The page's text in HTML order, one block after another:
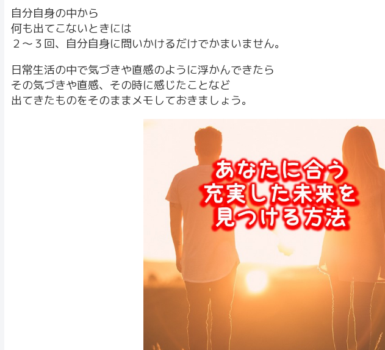
自分自身の中から
何も出てこないときには
２～３回、自分自身に問いかけるだけでかまいません。
日常生活の中で気づきや直感のように浮かんできたら
その気づきや直感、その時に感じたことなど
出てきたものをそのままメモしておきましょう。